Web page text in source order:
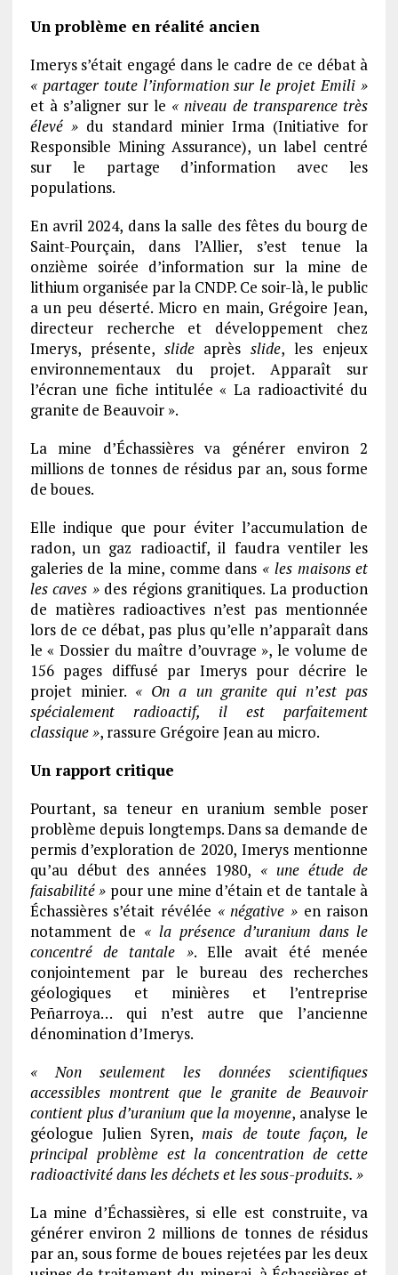
Un problème en réalité ancien
Imerys s’était engagé dans le cadre de ce débat à
« partager toute l’information sur le projet Emili »
et à s’aligner sur le « niveau de transparence très
élevé »du standard minier Irma (Initiative for
Responsible Mining Assurance), un label centré
sur le partage d’information avec les
populations.
En avril 2024, dans la salle des fêtes du bourg de
Saint-Pourçain, dans l’Allier, s’est tenue la
onzième soirée d’information sur la mine de
lithium organisée par la CNDP. Ce soir-là, le public
a un peu déserté. Micro en main, Grégoire Jean,
directeur recherche et développement chez
Imerys, présente, slideaprèsslide, les enjeux
environnementaux du projet. Apparaît sur
l’écran une fiche intitulée « La radioactivité du
granite de Beauvoir ».
La mine d’Échassières va générer environ 2
millions de tonnes de résidus par an, sous forme
de boues.
Elle indique que pour éviter l’accumulation de
radon, un gaz radioactif, il faudra ventiler les
galeries de la mine, comme dans « les maisons et
les caves »des régions granitiques. La production
de matières radioactives n’est pas mentionnée
lors de ce débat, pas plus qu’elle n’apparaît dans
le « Dossier du maître d’ouvrage », le volume de
156 pages diffusé par Imerys pour décrire le
projet minier. « On a un granite qui n’est pas
spécialement radioactif, il est parfaitement
classique », rassure Grégoire Jean au micro.
Un rapport critique
Pourtant, sa teneur en uranium semble poser
problème depuis longtemps. Dans sa demande de
permis d’exploration de 2020, Imerys mentionne
qu’au début des années 1980, « une étude de
faisabilité » pour une mine d’étain et de tantale à
Échassières s’était révélée « négative » en raison
notamment de « la présence d’uranium dans le
concentré de tantale ». Elle avait été menée
conjointement par le bureau des recherches
géologiques et minières et l’entreprise
Peñarroya… qui n’est autre que l’ancienne
dénomination d’Imerys.
« Non seulement les données scientifiques
accessibles montrent que le granite de Beauvoir
contient plus d’uranium que la moyenne, analyse le
géologue Julien Syren,mais de toute façon, le
principal problème est la concentration de cette
radioactivité dans les déchets et les sous-produits. »
La mine d’Échassières, si elle est construite, va
générer environ 2 millions de tonnes de résidus
par an, sous forme de boues rejetées par les deux